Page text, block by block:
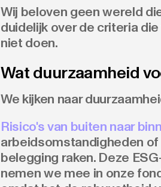
Wij beloven geen wereld
duidelijk over de criteria
niet doen.
Wat duurzaamheid
We kijken naar
Risico's van buiten naar
arbeidsomstandigheden
belegging raken. Deze
nemen we mee in onze